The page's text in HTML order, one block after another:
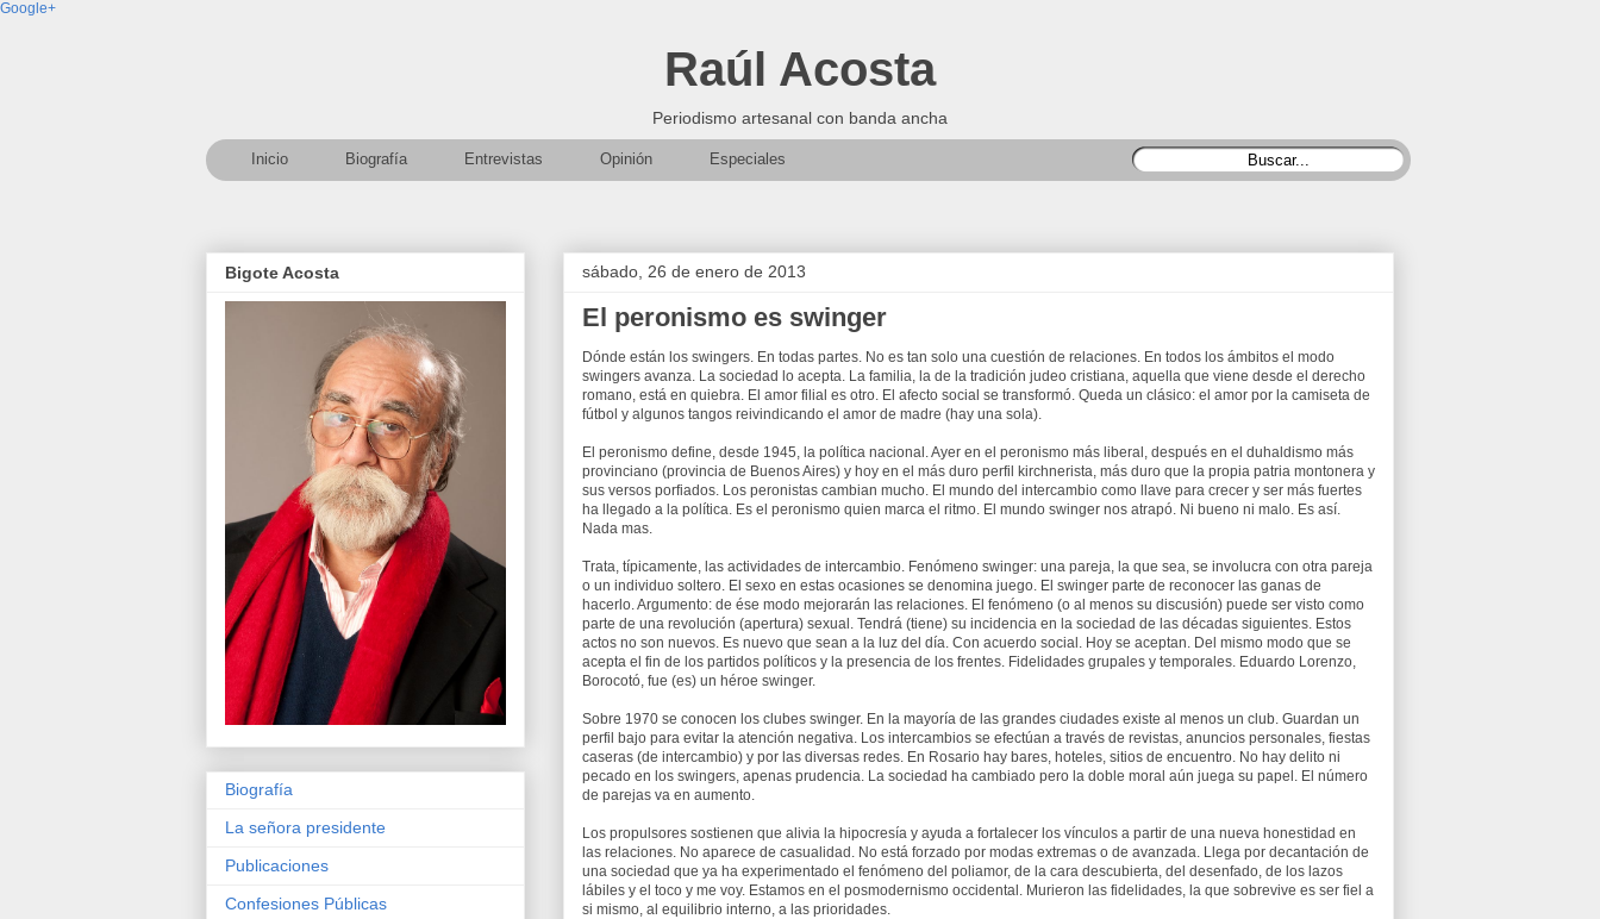
Google+
Raúl Acosta
Periodismo artesanal con banda ancha
Inicio Biografía Entrevistas Opinión Especiales
sábado, 26 de enero de 2013
El peronismo es swinger
Dónde están los swingers. En todas partes. No es tan solo una cuestión de relaciones. En todos los ámbitos el modo
swingers avanza. La sociedad lo acepta. La familia, la de la tradición judeo cristiana, aquella que viene desde el derecho
romano, está en quiebra. El amor filial es otro. El afecto social se transformó. Queda un clásico: el amor por la camiseta de
fútbol y algunos tangos reivindicando el amor de madre (hay una sola).
El peronismo define, desde 1945, la política nacional. Ayer en el peronismo más liberal, después en el duhaldismo más
provinciano (provincia de Buenos Aires) y hoy en el más duro perfil kirchnerista, más duro que la propia patria montonera y
sus versos porfiados. Los peronistas cambian mucho. El mundo del intercambio como llave para crecer y ser más fuertes
ha llegado a la política. Es el peronismo quien marca el ritmo. El mundo swinger nos atrapó. Ni bueno ni malo. Es así.
Nada mas.
Trata, típicamente, las actividades de intercambio. Fenómeno swinger: una pareja, la que sea, se involucra con otra pareja
o un individuo soltero. El sexo en estas ocasiones se denomina juego. El swinger parte de reconocer las ganas de
hacerlo. Argumento: de ése modo mejorarán las relaciones. El fenómeno (o al menos su discusión) puede ser visto como
parte de una revolución (apertura) sexual. Tendrá (tiene) su incidencia en la sociedad de las décadas siguientes. Estos
actos no son nuevos. Es nuevo que sean a la luz del día. Con acuerdo social. Hoy se aceptan. Del mismo modo que se
acepta el fin de los partidos políticos y la presencia de los frentes. Fidelidades grupales y temporales. Eduardo Lorenzo,
Borocotó, fue (es) un héroe swinger.
Sobre 1970 se conocen los clubes swinger. En la mayoría de las grandes ciudades existe al menos un club. Guardan un
perfil bajo para evitar la atención negativa. Los intercambios se efectúan a través de revistas, anuncios personales, fiestas
caseras (de intercambio) y por las diversas redes. En Rosario hay bares, hoteles, sitios de encuentro. No hay delito ni
pecado en los swingers, apenas prudencia. La sociedad ha cambiado pero la doble moral aún juega su papel. El número
de parejas va en aumento.
Los propulsores sostienen que alivia la hipocresía y ayuda a fortalecer los vínculos a partir de una nueva honestidad en
las relaciones. No aparece de casualidad. No está forzado por modas extremas o de avanzada. Llega por decantación de
una sociedad que ya ha experimentado el fenómeno del poliamor, de la cara descubierta, del desenfado, de los lazos
lábiles y el toco y me voy. Estamos en el posmodernismo occidental. Murieron las fidelidades, la que sobrevive es ser fiel a
si mismo, al equilibrio interno, a las prioridades.
Bigote Acosta
Biografía
La señora presidente
Publicaciones
Confesiones Públicas